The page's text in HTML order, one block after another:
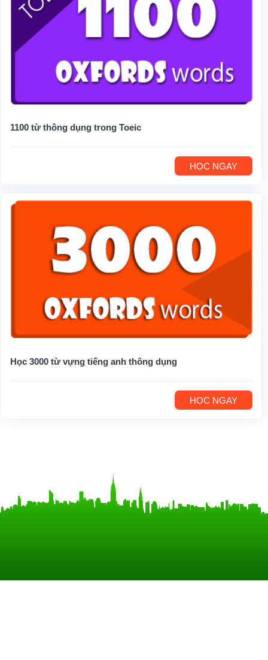
1100 từ thông dụng trong Toeic
HỌC NGAY
Học 3000 từ vựng tiếng anh thông dụng
HỌC NGAY